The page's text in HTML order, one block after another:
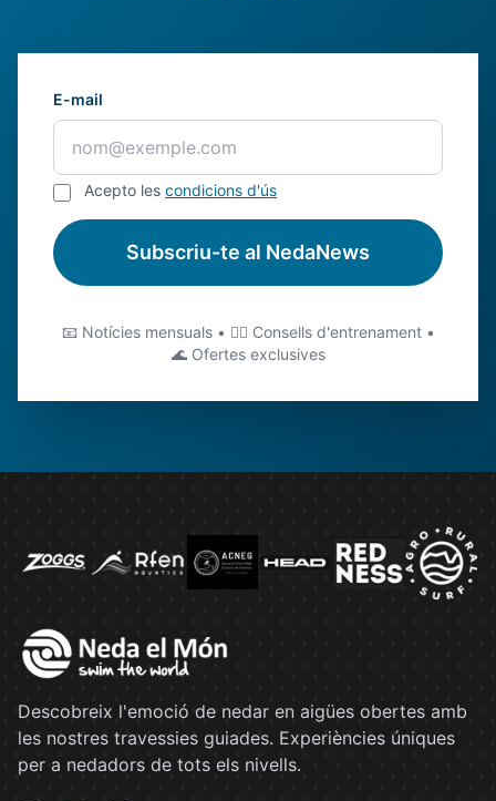
E-mail
Acepto les condicions d'ús
Subscriu-te al NedaNews
📧 Notícies mensuals • 🏊‍♂️ Consells d'entrenament •
🌊 Ofertes exclusives
Descobreix l'emoció de nedar en aigües obertes amb
les nostres travessies guiades. Experiències úniques
per a nedadors de tots els nivells.